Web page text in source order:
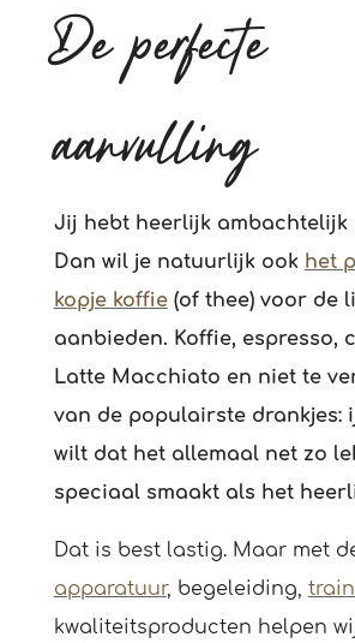
De perfecte
aanvulling
Jij hebt heerlijk ambachtelijk
Dan wil je natuurlijk ook het
kopje koffie(of thee) voor de
aanbieden. Koffie, espresso,
Latte Macchiato en niet te
van de populairste drankjes:
wilt dat het allemaal net zo
speciaal smaakt als het
Dat is best lastig. Maar met
apparatuur, begeleiding,
kwaliteitsproducten helpen